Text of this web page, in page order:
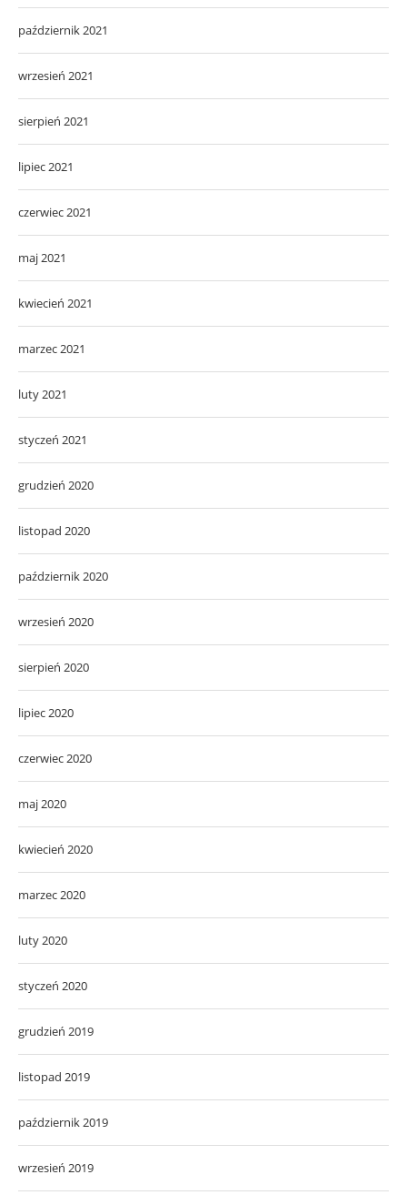
październik 2021
wrzesień 2021
sierpień 2021
lipiec 2021
czerwiec 2021
maj 2021
kwiecień 2021
marzec 2021
luty 2021
styczeń 2021
grudzień 2020
listopad 2020
październik 2020
wrzesień 2020
sierpień 2020
lipiec 2020
czerwiec 2020
maj 2020
kwiecień 2020
marzec 2020
luty 2020
styczeń 2020
grudzień 2019
listopad 2019
październik 2019
wrzesień 2019